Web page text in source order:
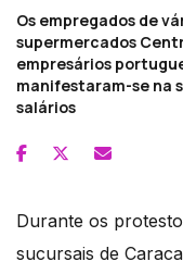
Os empregados de
supermercados
empresários
manifestaram-se na
salários
Durante os
sucursais de